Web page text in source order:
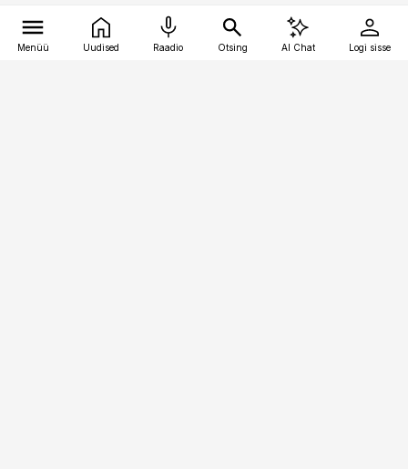
Menüü Uudised Raadio Otsing AI Chat Logi sisse